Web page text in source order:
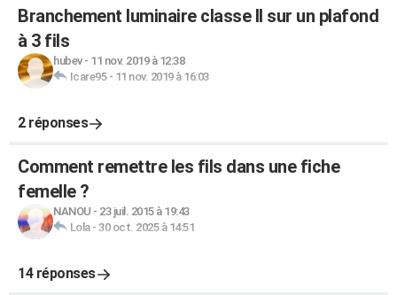
Branchement luminaire classe II sur un plafond
à 3 fils
hubev- 11 nov. 2019 à 12:38
Icare95- 11 nov. 2019 à 16:03
2 réponses
Comment remettre les fils dans une fiche
femelle ?
NANOU - 23 juil. 2015 à 19:43
Lola- 30 oct. 2025 à 14:51
14 réponses